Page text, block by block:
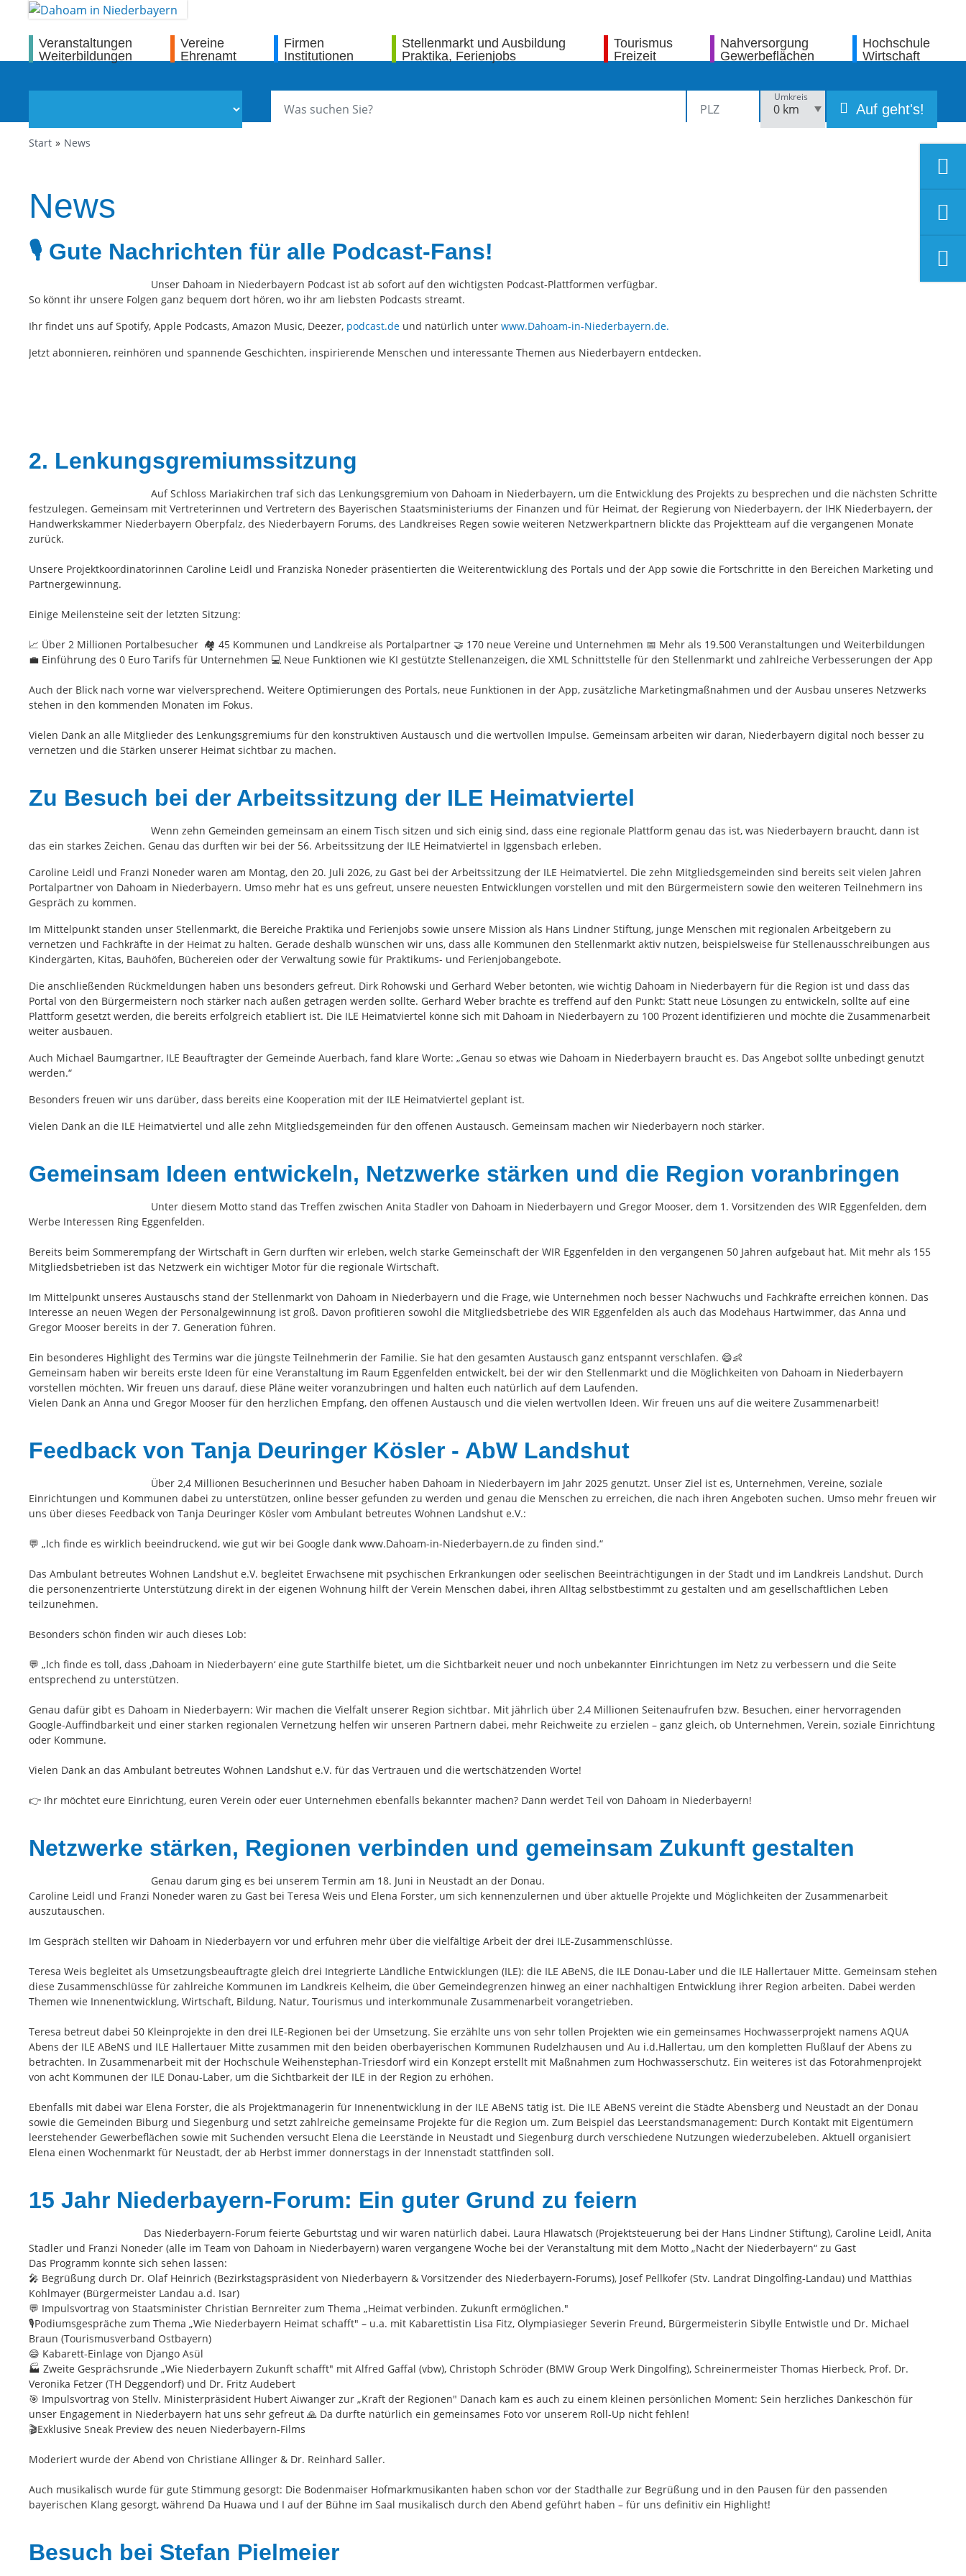
Veranstaltungen
Weiterbildungen
Vereine
Ehrenamt
Firmen
Institutionen
Stellenmarkt und Ausbildung
Praktika, Ferienjobs
Tourismus
Freizeit
Nahversorgung
Gewerbeflächen
Hochschule
Wirtschaft
Umkreis
Auf geht's!
Start News
News
🎙️ Gute Nachrichten für alle Podcast-Fans!
Unser Dahoam in Niederbayern Podcast ist ab sofort auf den wichtigsten Podcast-Plattformen verfügbar.
So könnt ihr unsere Folgen ganz bequem dort hören, wo ihr am liebsten Podcasts streamt.
Ihr findet uns auf Spotify, Apple Podcasts, Amazon Music, Deezer, podcast.de und natürlich unter www.Dahoam-in-Niederbayern.de.
Jetzt abonnieren, reinhören und spannende Geschichten, inspirierende Menschen und interessante Themen aus Niederbayern entdecken.
2. Lenkungsgremiumssitzung
Auf Schloss Mariakirchen traf sich das Lenkungsgremium von Dahoam in Niederbayern, um die Entwicklung des Projekts zu besprechen und die nächsten Schritte
festzulegen. Gemeinsam mit Vertreterinnen und Vertretern des Bayerischen Staatsministeriums der Finanzen und für Heimat, der Regierung von Niederbayern, der IHK Niederbayern, der
Handwerkskammer Niederbayern Oberpfalz, des Niederbayern Forums, des Landkreises Regen sowie weiteren Netzwerkpartnern blickte das Projektteam auf die vergangenen Monate
zurück.
Unsere Projektkoordinatorinnen Caroline Leidl und Franziska Noneder präsentierten die Weiterentwicklung des Portals und der App sowie die Fortschritte in den Bereichen Marketing und
Partnergewinnung.
Einige Meilensteine seit der letzten Sitzung:
📈 Über 2 Millionen Portalbesucher 🏘️ 45 Kommunen und Landkreise als Portalpartner 🤝 170 neue Vereine und Unternehmen 📅 Mehr als 19.500 Veranstaltungen und Weiterbildungen
💼 Einführung des 0 Euro Tarifs für Unternehmen 💻 Neue Funktionen wie KI gestützte Stellenanzeigen, die XML Schnittstelle für den Stellenmarkt und zahlreiche Verbesserungen der App
Auch der Blick nach vorne war vielversprechend. Weitere Optimierungen des Portals, neue Funktionen in der App, zusätzliche Marketingmaßnahmen und der Ausbau unseres Netzwerks
stehen in den kommenden Monaten im Fokus.
Vielen Dank an alle Mitglieder des Lenkungsgremiums für den konstruktiven Austausch und die wertvollen Impulse. Gemeinsam arbeiten wir daran, Niederbayern digital noch besser zu
vernetzen und die Stärken unserer Heimat sichtbar zu machen.
Zu Besuch bei der Arbeitssitzung der ILE Heimatviertel
Wenn zehn Gemeinden gemeinsam an einem Tisch sitzen und sich einig sind, dass eine regionale Plattform genau das ist, was Niederbayern braucht, dann ist
das ein starkes Zeichen. Genau das durften wir bei der 56. Arbeitssitzung der ILE Heimatviertel in Iggensbach erleben.
Caroline Leidl und Franzi Noneder waren am Montag, den 20. Juli 2026, zu Gast bei der Arbeitssitzung der ILE Heimatviertel. Die zehn Mitgliedsgemeinden sind bereits seit vielen Jahren
Portalpartner von Dahoam in Niederbayern. Umso mehr hat es uns gefreut, unsere neuesten Entwicklungen vorstellen und mit den Bürgermeistern sowie den weiteren Teilnehmern ins
Gespräch zu kommen.
Im Mittelpunkt standen unser Stellenmarkt, die Bereiche Praktika und Ferienjobs sowie unsere Mission als Hans Lindner Stiftung, junge Menschen mit regionalen Arbeitgebern zu
vernetzen und Fachkräfte in der Heimat zu halten. Gerade deshalb wünschen wir uns, dass alle Kommunen den Stellenmarkt aktiv nutzen, beispielsweise für Stellenausschreibungen aus
Kindergärten, Kitas, Bauhöfen, Büchereien oder der Verwaltung sowie für Praktikums- und Ferienjobangebote.
Die anschließenden Rückmeldungen haben uns besonders gefreut. Dirk Rohowski und Gerhard Weber betonten, wie wichtig Dahoam in Niederbayern für die Region ist und dass das
Portal von den Bürgermeistern noch stärker nach außen getragen werden sollte. Gerhard Weber brachte es treffend auf den Punkt: Statt neue Lösungen zu entwickeln, sollte auf eine
Plattform gesetzt werden, die bereits erfolgreich etabliert ist. Die ILE Heimatviertel könne sich mit Dahoam in Niederbayern zu 100 Prozent identifizieren und möchte die Zusammenarbeit
weiter ausbauen.
Auch Michael Baumgartner, ILE Beauftragter der Gemeinde Auerbach, fand klare Worte: „Genau so etwas wie Dahoam in Niederbayern braucht es. Das Angebot sollte unbedingt genutzt
werden.“
Besonders freuen wir uns darüber, dass bereits eine Kooperation mit der ILE Heimatviertel geplant ist.
Vielen Dank an die ILE Heimatviertel und alle zehn Mitgliedsgemeinden für den offenen Austausch. Gemeinsam machen wir Niederbayern noch stärker.
Gemeinsam Ideen entwickeln, Netzwerke stärken und die Region voranbringen
Unter diesem Motto stand das Treffen zwischen Anita Stadler von Dahoam in Niederbayern und Gregor Mooser, dem 1. Vorsitzenden des WIR Eggenfelden, dem
Werbe Interessen Ring Eggenfelden.
Bereits beim Sommerempfang der Wirtschaft in Gern durften wir erleben, welch starke Gemeinschaft der WIR Eggenfelden in den vergangenen 50 Jahren aufgebaut hat. Mit mehr als 155
Mitgliedsbetrieben ist das Netzwerk ein wichtiger Motor für die regionale Wirtschaft.
Im Mittelpunkt unseres Austauschs stand der Stellenmarkt von Dahoam in Niederbayern und die Frage, wie Unternehmen noch besser Nachwuchs und Fachkräfte erreichen können. Das
Interesse an neuen Wegen der Personalgewinnung ist groß. Davon profitieren sowohl die Mitgliedsbetriebe des WIR Eggenfelden als auch das Modehaus Hartwimmer, das Anna und
Gregor Mooser bereits in der 7. Generation führen.
Ein besonderes Highlight des Termins war die jüngste Teilnehmerin der Familie. Sie hat den gesamten Austausch ganz entspannt verschlafen. 😄👶
Gemeinsam haben wir bereits erste Ideen für eine Veranstaltung im Raum Eggenfelden entwickelt, bei der wir den Stellenmarkt und die Möglichkeiten von Dahoam in Niederbayern
vorstellen möchten. Wir freuen uns darauf, diese Pläne weiter voranzubringen und halten euch natürlich auf dem Laufenden.
Vielen Dank an Anna und Gregor Mooser für den herzlichen Empfang, den offenen Austausch und die vielen wertvollen Ideen. Wir freuen uns auf die weitere Zusammenarbeit!
Feedback von Tanja Deuringer Kösler - AbW Landshut
Über 2,4 Millionen Besucherinnen und Besucher haben Dahoam in Niederbayern im Jahr 2025 genutzt. Unser Ziel ist es, Unternehmen, Vereine, soziale
Einrichtungen und Kommunen dabei zu unterstützen, online besser gefunden zu werden und genau die Menschen zu erreichen, die nach ihren Angeboten suchen. Umso mehr freuen wir
uns über dieses Feedback von Tanja Deuringer Kösler vom Ambulant betreutes Wohnen Landshut e.V.:
💬 „Ich finde es wirklich beeindruckend, wie gut wir bei Google dank www.Dahoam-in-Niederbayern.de zu finden sind.“
Das Ambulant betreutes Wohnen Landshut e.V. begleitet Erwachsene mit psychischen Erkrankungen oder seelischen Beeinträchtigungen in der Stadt und im Landkreis Landshut. Durch
die personenzentrierte Unterstützung direkt in der eigenen Wohnung hilft der Verein Menschen dabei, ihren Alltag selbstbestimmt zu gestalten und am gesellschaftlichen Leben
teilzunehmen.
Besonders schön finden wir auch dieses Lob:
💬 „Ich finde es toll, dass ‚Dahoam in Niederbayern‘ eine gute Starthilfe bietet, um die Sichtbarkeit neuer und noch unbekannter Einrichtungen im Netz zu verbessern und die Seite
entsprechend zu unterstützen.
Genau dafür gibt es Dahoam in Niederbayern: Wir machen die Vielfalt unserer Region sichtbar. Mit jährlich über 2,4 Millionen Seitenaufrufen bzw. Besuchen, einer hervorragenden
Google-Auffindbarkeit und einer starken regionalen Vernetzung helfen wir unseren Partnern dabei, mehr Reichweite zu erzielen – ganz gleich, ob Unternehmen, Verein, soziale Einrichtung
oder Kommune.
Vielen Dank an das Ambulant betreutes Wohnen Landshut e.V. für das Vertrauen und die wertschätzenden Worte!
👉 Ihr möchtet eure Einrichtung, euren Verein oder euer Unternehmen ebenfalls bekannter machen? Dann werdet Teil von Dahoam in Niederbayern!
Netzwerke stärken, Regionen verbinden und gemeinsam Zukunft gestalten
Genau darum ging es bei unserem Termin am 18. Juni in Neustadt an der Donau.
Caroline Leidl und Franzi Noneder waren zu Gast bei Teresa Weis und Elena Forster, um sich kennenzulernen und über aktuelle Projekte und Möglichkeiten der Zusammenarbeit
auszutauschen.
Im Gespräch stellten wir Dahoam in Niederbayern vor und erfuhren mehr über die vielfältige Arbeit der drei ILE-Zusammenschlüsse.
Teresa Weis begleitet als Umsetzungsbeauftragte gleich drei Integrierte Ländliche Entwicklungen (ILE): die ILE ABeNS, die ILE Donau-Laber und die ILE Hallertauer Mitte. Gemeinsam stehen
diese Zusammenschlüsse für zahlreiche Kommunen im Landkreis Kelheim, die über Gemeindegrenzen hinweg an einer nachhaltigen Entwicklung ihrer Region arbeiten. Dabei werden
Themen wie Innenentwicklung, Wirtschaft, Bildung, Natur, Tourismus und interkommunale Zusammenarbeit vorangetrieben.
Teresa betreut dabei 50 Kleinprojekte in den drei ILE-Regionen bei der Umsetzung. Sie erzählte uns von sehr tollen Projekten wie ein gemeinsames Hochwasserprojekt namens AQUA
Abens der ILE ABeNS und ILE Hallertauer Mitte zusammen mit den beiden oberbayerischen Kommunen Rudelzhausen und Au i.d.Hallertau, um den kompletten Flußlauf der Abens zu
betrachten. In Zusammenarbeit mit der Hochschule Weihenstephan-Triesdorf wird ein Konzept erstellt mit Maßnahmen zum Hochwasserschutz. Ein weiteres ist das Fotorahmenprojekt
von acht Kommunen der ILE Donau-Laber, um die Sichtbarkeit der ILE in der Region zu erhöhen.
Ebenfalls mit dabei war Elena Forster, die als Projektmanagerin für Innenentwicklung in der ILE ABeNS tätig ist. Die ILE ABeNS vereint die Städte Abensberg und Neustadt an der Donau
sowie die Gemeinden Biburg und Siegenburg und setzt zahlreiche gemeinsame Projekte für die Region um. Zum Beispiel das Leerstandsmanagement: Durch Kontakt mit Eigentümern
leerstehender Gewerbeflächen sowie mit Suchenden versucht Elena die Leerstände in Neustadt und Siegenburg durch verschiedene Nutzungen wiederzubeleben. Aktuell organisiert
Elena einen Wochenmarkt für Neustadt, der ab Herbst immer donnerstags in der Innenstadt stattfinden soll.
15 Jahr Niederbayern-Forum: Ein guter Grund zu feiern
Das Niederbayern-Forum feierte Geburtstag und wir waren natürlich dabei. Laura Hlawatsch (Projektsteuerung bei der Hans Lindner Stiftung), Caroline Leidl, Anita
Stadler und Franzi Noneder (alle im Team von Dahoam in Niederbayern) waren vergangene Woche bei der Veranstaltung mit dem Motto „Nacht der Niederbayern“ zu Gast
Das Programm konnte sich sehen lassen:
🎤 Begrüßung durch Dr. Olaf Heinrich (Bezirkstagspräsident von Niederbayern & Vorsitzender des Niederbayern-Forums), Josef Pellkofer (Stv. Landrat Dingolfing-Landau) und Matthias
Kohlmayer (Bürgermeister Landau a.d. Isar)
💬 Impulsvortrag von Staatsminister Christian Bernreiter zum Thema „Heimat verbinden. Zukunft ermöglichen."
🎙️Podiumsgespräche zum Thema „Wie Niederbayern Heimat schafft" – u.a. mit Kabarettistin Lisa Fitz, Olympiasieger Severin Freund, Bürgermeisterin Sibylle Entwistle und Dr. Michael
Braun (Tourismusverband Ostbayern)
😄 Kabarett-Einlage von Django Asül
🏭 Zweite Gesprächsrunde „Wie Niederbayern Zukunft schafft" mit Alfred Gaffal (vbw), Christoph Schröder (BMW Group Werk Dingolfing), Schreinermeister Thomas Hierbeck, Prof. Dr.
Veronika Fetzer (TH Deggendorf) und Dr. Fritz Audebert
🎯 Impulsvortrag von Stellv. Ministerpräsident Hubert Aiwanger zur „Kraft der Regionen" Danach kam es auch zu einem kleinen persönlichen Moment: Sein herzliches Dankeschön für
unser Engagement in Niederbayern hat uns sehr gefreut 🙏 Da durfte natürlich ein gemeinsames Foto vor unserem Roll-Up nicht fehlen!
🎬Exklusive Sneak Preview des neuen Niederbayern-Films
Moderiert wurde der Abend von Christiane Allinger & Dr. Reinhard Saller.
Auch musikalisch wurde für gute Stimmung gesorgt: Die Bodenmaiser Hofmarkmusikanten haben schon vor der Stadthalle zur Begrüßung und in den Pausen für den passenden
bayerischen Klang gesorgt, während Da Huawa und I auf der Bühne im Saal musikalisch durch den Abend geführt haben – für uns definitiv ein Highlight!
Besuch bei Stefan Pielmeier